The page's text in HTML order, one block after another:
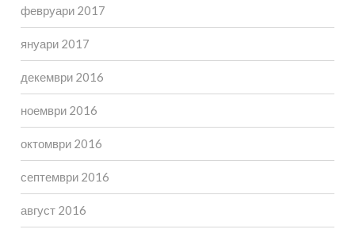
февруари 2017
януари 2017
декември 2016
ноември 2016
октомври 2016
септември 2016
август 2016